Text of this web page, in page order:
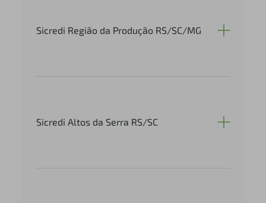
Sicredi Região da Produção RS/SC/MG
Sicredi Altos da Serra RS/SC